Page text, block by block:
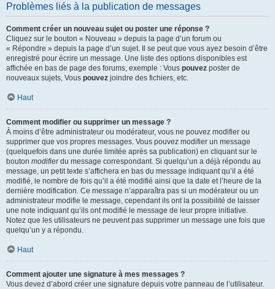
Problèmes liés à la publication de messages
Comment créer un nouveau sujet ou poster une réponse ?
Cliquez sur le bouton « Nouveau » depuis la page d’un forum ou
« Répondre » depuis la page d’un sujet. Il se peut que vous ayez besoin d’être
enregistré pour écrire un message. Une liste des options disponibles est
affichée en bas de page des forums, exemple : Vous pouvez poster de
nouveaux sujets, Vous pouvez joindre des fichiers, etc.
Haut
Comment modifier ou supprimer un message ?
À moins d’être administrateur ou modérateur, vous ne pouvez modifier ou
supprimer que vos propres messages. Vous pouvez modifier un message
(quelquefois dans une durée limitée après sa publication) en cliquant sur le
bouton modifierdu message correspondant. Si quelqu’un a déjà répondu au
message, un petit texte s’affichera en bas du message indiquant qu’il a été
modifié, le nombre de fois qu’il a été modifié ainsi que la date et l’heure de la
dernière modification. Ce message n’apparaîtra pas si un modérateur ou un
administrateur modifie le message, cependant ils ont la possibilité de laisser
une note indiquant qu’ils ont modifié le message de leur propre initiative.
Notez que les utilisateurs ne peuvent pas supprimer un message une fois que
quelqu’un y a répondu.
Haut
Comment ajouter une signature à mes messages ?
Vous devez d’abord créer une signature depuis votre panneau de l’utilisateur.